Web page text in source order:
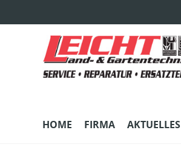
HOME FIRMA AKTUELLES